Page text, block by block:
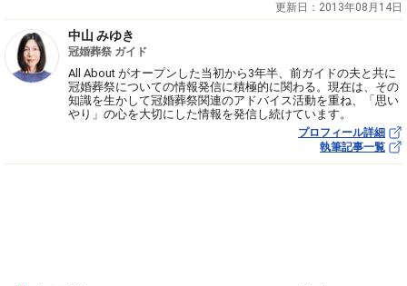
更新日： 2013年08月14日
中山 みゆき
冠婚葬祭 ガイド
All About がオープンした当初から3年半、前ガイドの夫と共に
冠婚葬祭についての情報発信に積極的に関わる。現在は、その
知識を生かして冠婚葬祭関連のアドバイス活動を重ね、「思い
やり」の心を大切にした情報を発信し続けています。
プロフィール詳細
執筆記事一覧